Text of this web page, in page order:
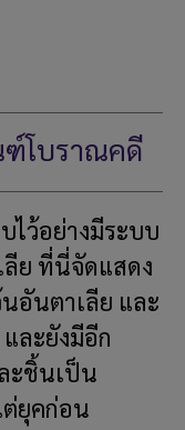
โบราณคดี
ไว้อย่างมีระบบ
ย ที่นี่จัดแสดง
อันตาเลีย และ
ละยังมีอีก
ะชิ้นเป็น
ต่ยุคก่อน